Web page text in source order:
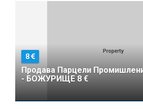
8
Продава Парцели
- БОЖУРИЩЕ 8 €